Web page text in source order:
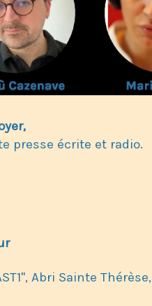
presse écrite et radio.
", Abri Sainte Thérèse,